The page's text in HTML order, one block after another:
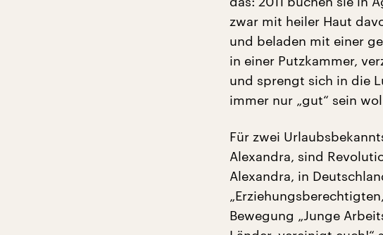
zwar mit heiler Haut
und beladen mit einer
in einer Putzkammer,
und sprengt sich in die
immer nur „gut“ sein
Für zwei
Alexandra, sind
Alexandra, in
Bewegung „Junge